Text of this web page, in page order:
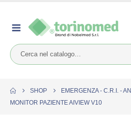
SHOP EMERGENZA - C.R.I. -
MONITOR PAZIENTE AIVIEW V10